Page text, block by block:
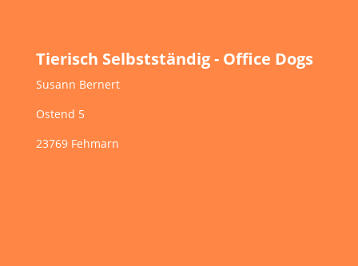
Tierisch Selbstständig - Office Dogs
Susann Bernert
Ostend 5
23769 Fehmarn